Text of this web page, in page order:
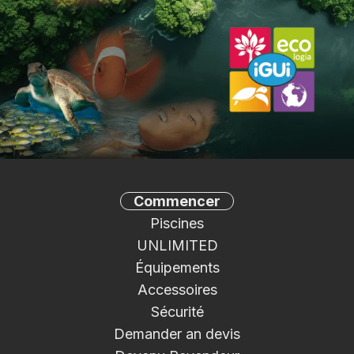
Commencer
Piscines
UNLIMITED
Équipements
Accessoires
Sécurité
Demander an devis